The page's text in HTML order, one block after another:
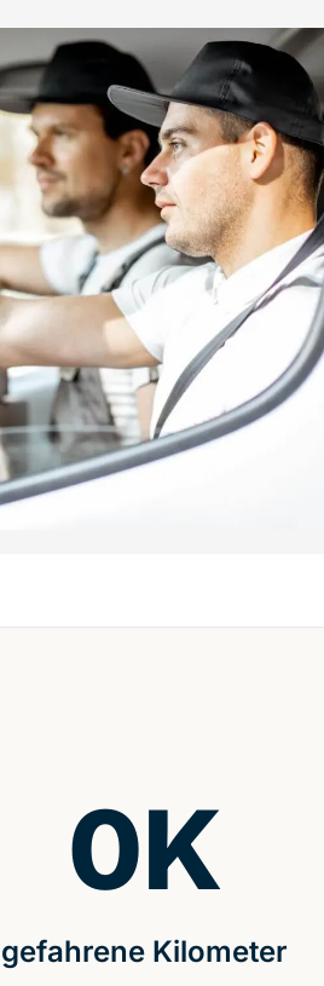
gefahrene Kilometer
0K